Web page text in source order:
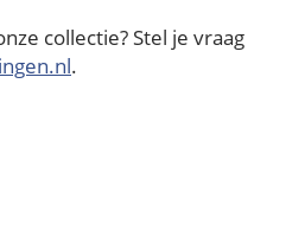
collectie? Stel je vraag
.